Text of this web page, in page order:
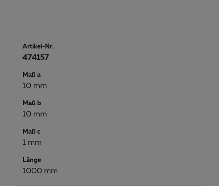
Artikel-Nr.
474157
Maß a
10 mm
Maß b
10 mm
Maß c
1 mm
Länge
1000 mm